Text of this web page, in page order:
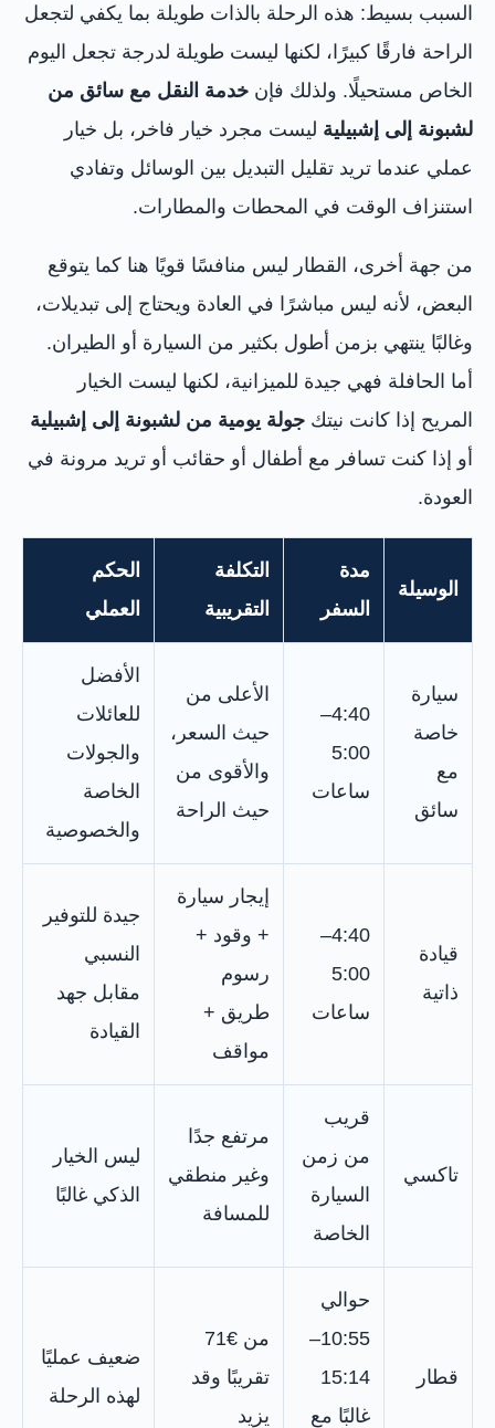
السبب بسيط: هذه الرحلة بالذات طويلة بما يكفي لتجعل
الراحة فارقًا كبيرًا، لكنها ليست طويلة لدرجة تجعل اليوم
الخاص مستحيلًا. ولذلك فإن خدمة النقل مع سائق من
لشبونة إلى إشبيلية ليست مجرد خيار فاخر، بل خيار
عملي عندما تريد تقليل التبديل بين الوسائل وتفادي
استنزاف الوقت في المحطات والمطارات.
من جهة أخرى، القطار ليس منافسًا قويًا هنا كما يتوقع
البعض، لأنه ليس مباشرًا في العادة ويحتاج إلى تبديلات،
وغالبًا ينتهي بزمن أطول بكثير من السيارة أو الطيران.
أما الحافلة فهي جيدة للميزانية، لكنها ليست الخيار
المريح إذا كانت نيتك جولة يومية من لشبونة إلى إشبيلية
أو إذا كنت تسافر مع أطفال أو حقائب أو تريد مرونة في
العودة.
الوسيلة
مدة
السفر
التكلفة
التقريبية
الحكم
العملي
سيارة
خاصة
مع
سائق
4:40–
5:00
ساعات
الأعلى من
حيث السعر،
والأقوى من
حيث الراحة
الأفضل
للعائلات
والجولات
الخاصة
والخصوصية
قيادة
ذاتية
4:40–
5:00
ساعات
إيجار سيارة
+ وقود +
رسوم
طريق +
مواقف
جيدة للتوفير
النسبي
مقابل جهد
القيادة
تاكسي
قريب
من زمن
السيارة
الخاصة
مرتفع جدًا
وغير منطقي
للمسافة
ليس الخيار
الذكي غالبًا
قطار
حوالي
10:55–
15:14
غالبًا مع
من €71
تقريبًا وقد
يزيد
ضعيف عمليًا
لهذه الرحلة